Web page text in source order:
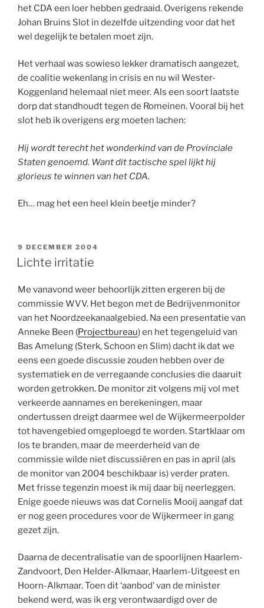
het CDA een loer hebben gedraaid. Overigens rekende
Johan Bruins Slot in dezelfde uitzending voor dat het
wel degelijk te betalen moet zijn.
Het verhaal was sowieso lekker dramatisch aangezet,
de coalitie wekenlang in crisis en nu wil Wester-
Koggenland helemaal niet meer. Als een soort laatste
dorp dat standhoudt tegen de Romeinen. Vooral bij het
slot heb ik overigens erg moeten lachen:
Hij wordt terecht het wonderkind van de Provinciale
Staten genoemd. Want dit tactische spel lijkt hij
glorieus te winnen van het CDA.
Eh… mag het een heel klein beetje minder?
GEPLAATST
OP
9 DECEMBER 2004
Lichte irritatie
Me vanavond weer behoorlijk zitten ergeren bij de
commissie WVV. Het begon met de Bedrijvenmonitor
van het Noordzeekanaalgebied. Na een presentatie van
Anneke Been (Projectbureau) en het tegengeluid van
Bas Amelung (Sterk, Schoon en Slim) dacht ik dat we
eens een goede discussie zouden hebben over de
systematiek en de verregaande conclusies die daaruit
worden getrokken. De monitor zit volgens mij vol met
verkeerde aannames en berekeningen, maar
ondertussen dreigt daarmee wel de Wijkermeerpolder
tot havengebied omgeploegd te worden. Startklaar om
los te branden, maar de meerderheid van de
commissie wilde niet discussiëren en pas in april (als
de monitor van 2004 beschikbaar is) verder praten.
Met frisse tegenzin moest ik mij daar bij neerleggen.
Enige goede nieuws was dat Cornelis Mooij aangaf dat
er nog geen procedures voor de Wijkermeer in gang
gezet zijn.
Daarna de decentralisatie van de spoorlijnen Haarlem-
Zandvoort, Den Helder-Alkmaar, Haarlem-Uitgeest en
Hoorn-Alkmaar. Toen dit ‘aanbod’ van de minister
bekend werd, was ik erg verontwaardigd over de